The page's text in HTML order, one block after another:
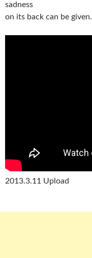
sadness
on its back can be given.
2013.3.11 Upload